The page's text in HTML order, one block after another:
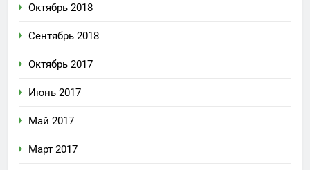
Октябрь 2018
Сентябрь 2018
Октябрь 2017
Июнь 2017
Май 2017
Март 2017